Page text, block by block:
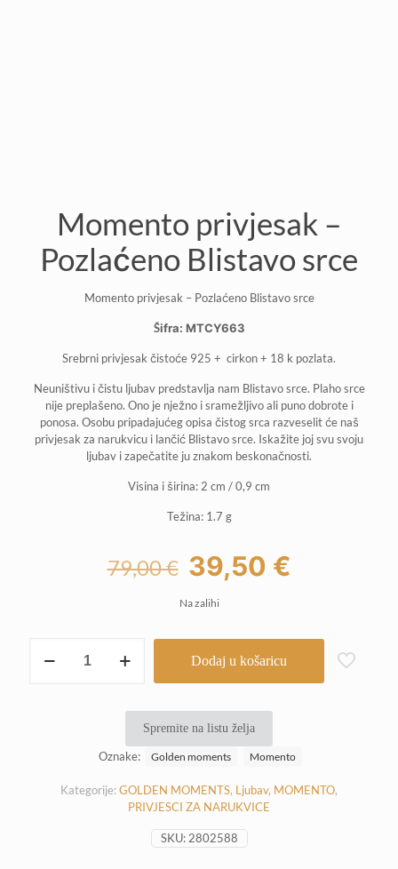
Momento privjesak –
Pozlaćeno Blistavo srce
Momento privjesak – Pozlaćeno Blistavo srce
Šifra: MTCY663
Srebrni privjesak čistoće 925 + cirkon + 18 k pozlata.
Neuništivu i čistu ljubav predstavlja nam Blistavo srce. Plaho srce
nije preplašeno. Ono je nježno i sramežljivo ali puno dobrote i
ponosa. Osobu pripadajućeg opisa čistog srca razveselit će naš
privjesak za narukvicu i lančić Blistavo srce. Iskažite joj svu svoju
ljubav i zapečatite ju znakom beskonačnosti.
Visina i širina: 2 cm / 0,9 cm
Težina: 1.7 g
79,00€ Izvorna
cijena
bila
je:
79,00 €.
39,50 €
39,50 €.
Na zalihi
privjesak
Dodaj u košaricu
Spremite na listu želja
SKU: 2802588
Kategorije:GOLDEN MOMENTS, Ljubav, MOMENTO,
PRIVJESCI ZA NARUKVICE
Oznake: Golden moments Momento